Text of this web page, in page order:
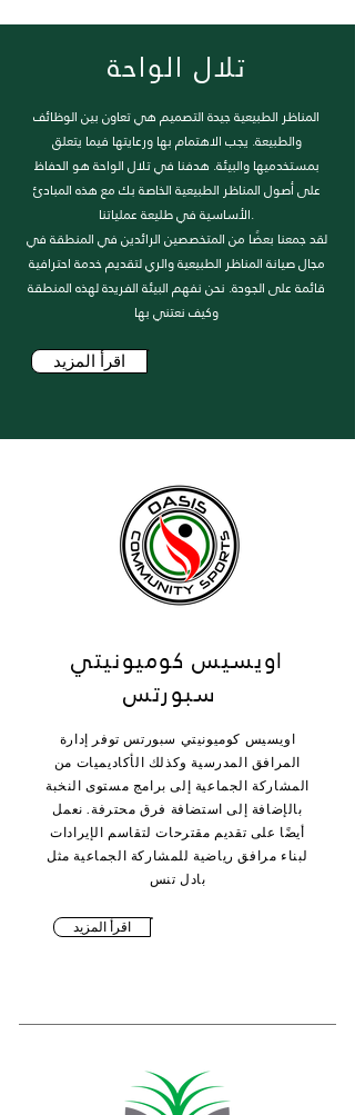
تلال الواحة
المناظر الطبيعية جيدة التصميم هي تعاون بين الوظائف
والطبيعة. يجب الاهتمام بها ورعايتها فيما يتعلق
بمستخدميها والبيئة. هدفنا في تلال الواحة هو الحفاظ
على أصول المناظر الطبيعية الخاصة بك مع هذه المبادئ
الأساسية في طليعة عملياتنا.
لقد جمعنا بعضًا من المتخصصين الرائدين في المنطقة في
مجال صيانة المناظر الطبيعية والري لتقديم خدمة احترافية
قائمة على الجودة. نحن نفهم البيئة الفريدة لهذه المنطقة
وكيف نعتني بها
اقرأ المزيد
اويسيس كوميونيتي
اويسيس كوميونيتي سبورتس توفر إدارة
المرافق المدرسية وكذلك الأكاديميات من
المشاركة الجماعية إلى برامج مستوى النخبة
بالإضافة إلى استضافة فرق محترفة. نعمل
أيضًا على تقديم مقترحات لتقاسم الإيرادات
لبناء مرافق رياضية للمشاركة الجماعية مثل
بادل تنس
اقرأ المزيد